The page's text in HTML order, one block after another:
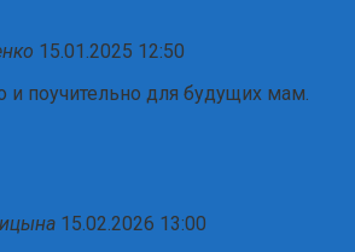
15.01.2025 12:50
и поучительно для будущих мам.
15.02.2026 13:00